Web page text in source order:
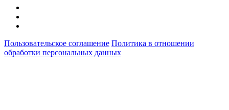
Пользовательское соглашение Политика в отношении
обработки персональных данных